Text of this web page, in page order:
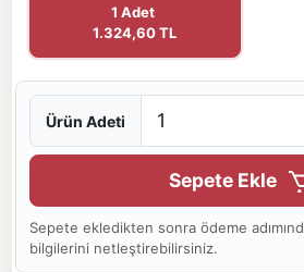
1 Adet
1.324,60 TL
Ürün Adeti
Sepete Ekle
Sepete ekledikten sonra ödeme
bilgilerini netleştirebilirsiniz.